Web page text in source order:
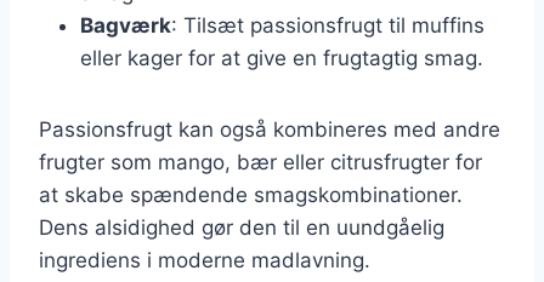
Bagværk: Tilsæt passionsfrugt til muffins
eller kager for at give en frugtagtig smag.
Passionsfrugt kan også kombineres med andre
frugter som mango, bær eller citrusfrugter for
at skabe spændende smagskombinationer.
Dens alsidighed gør den til en uundgåelig
ingrediens i moderne madlavning.